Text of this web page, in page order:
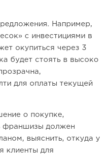
Например,
с инвестициями в
окупиться через 3
будет стоять в высоко
для оплаты текущей
о покупке,
франшизы должен
выяснить, откуда у
клиенты для